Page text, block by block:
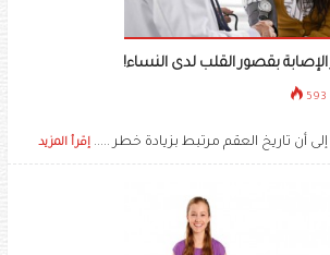
بقصور القلب لدى النساء!
593
أن تاريخ العقم مرتبط بزيادة خطر ..... إقرأ المزيد